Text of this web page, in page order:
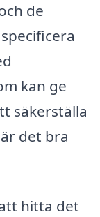
de
kan ge
säkerställa
det bra
hitta det